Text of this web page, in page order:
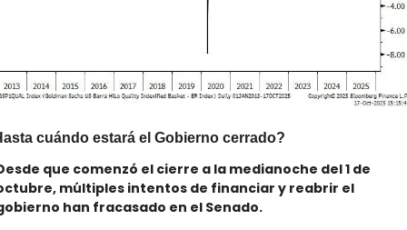
cuándo estará el Gobierno cerrado?
que comenzó el cierre a la medianoche del 1 de
múltiples intentos de financiar y reabrir el
han fracasado en el Senado.